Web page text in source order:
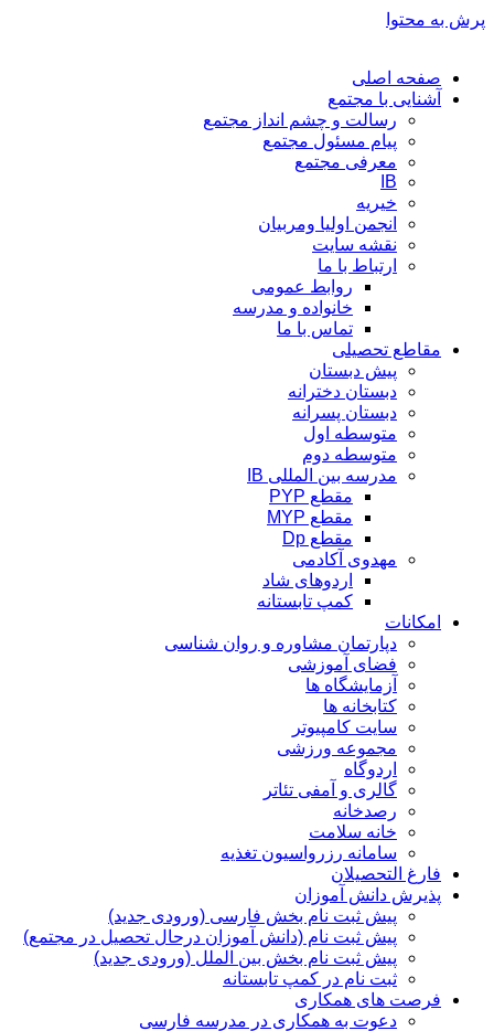
پرش به محتوا
صفحه اصلی
آشنایی با مجتمع
رسالت و چشم انداز مجتمع
پیام مسئول مجتمع
معرفی مجتمع
IB
خیریه
انجمن اولیا ومربیان
نقشه سایت
ارتباط با ما
روابط عمومی
خانواده و مدرسه
تماس با ما
مقاطع تحصیلی
پیش دبستان
دبستان دخترانه
دبستان پسرانه
متوسطه اول
متوسطه دوم
مدرسه بین المللی IB
مقطع PYP
مقطع MYP
مقطع Dp
مهدوی آکادمی
اردوهای شاد
کمپ تابستانه
امکانات
دپارتمان مشاوره و روان شناسی
فضای آموزشی
آزمایشگاه ها
کتابخانه ها
سایت کامپیوتر
مجموعه ورزشی
اردوگاه
گالری و آمفی تئاتر
رصدخانه
خانه سلامت
سامانه رزرواسیون تغذیه
فارغ التحصیلان
پذیرش دانش آموزان
پیش ثبت نام بخش فارسی (ورودی جدید)
پیش ثبت نام (دانش آموزان درحال تحصیل در مجتمع)
پیش ثبت نام بخش بین الملل (ورودی جدید)
ثبت نام در کمپ تابستانه
فرصت های همکاری
دعوت به همکاری در مدرسه فارسی